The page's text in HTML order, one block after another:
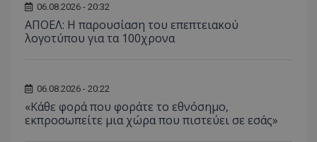
06.08.2026 - 20:32
ΑΠΟΕΛ: Η παρουσίαση του επεπτειακού
λογοτύπου για τα 100χρονα
06.08.2026 - 20:22
«Κάθε φορά που φοράτε το εθνόσημο,
εκπροσωπείτε μια χώρα που πιστεύει σε εσάς»